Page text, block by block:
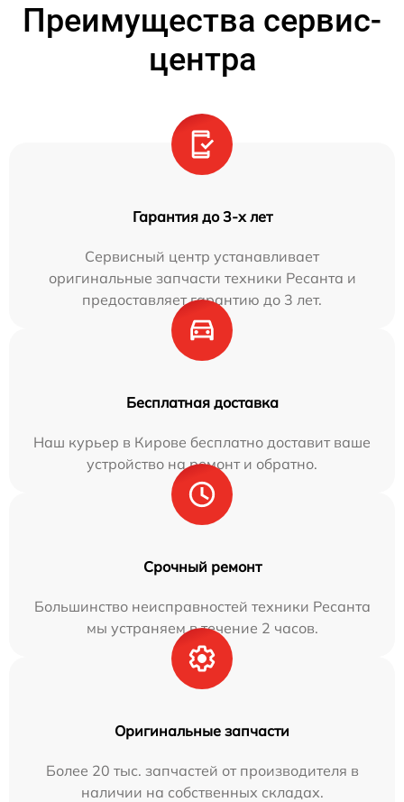
Преимущества сервис-
центра
Гарантия до 3-х лет
Сервисный центр устанавливает
оригинальные запчасти техники Ресанта и
предоставляет гарантию до 3 лет.
Бесплатная доставка
Наш курьер в Кирове бесплатно доставит ваше
устройство на ремонт и обратно.
Срочный ремонт
Большинство неисправностей техники Ресанта
мы устраняем в течение 2 часов.
Оригинальные запчасти
Более 20 тыс. запчастей от производителя в
наличии на собственных складах.